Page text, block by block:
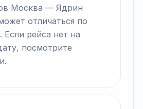
Москва — Ядрин
отличаться по
Если рейса нет на
посмотрите